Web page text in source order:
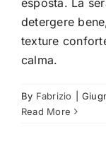
detergere
texture
calma.
By Fabrizio
Read More